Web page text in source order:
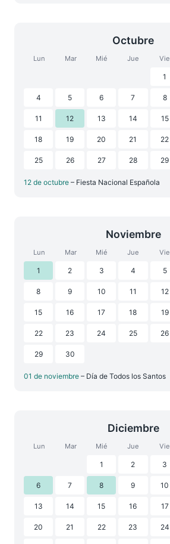
Octubre
Lun Mar Mié Jue Vie
1
4 5 6 7 8
11 12 13 14 15
18 19 20 21 22
25 26 27 28 29
12 de octubre – Fiesta Nacional Española
Noviembre
Lun Mar Mié Jue Vie
1 2 3 4 5
8 9 10 11 12
15 16 17 18 19
22 23 24 25 26
29 30
01 de noviembre – Día de Todos los Santos
Diciembre
Lun Mar Mié Jue Vie
1 2 3
6 7 8 9 10
13 14 15 16 17
20 21 22 23 24